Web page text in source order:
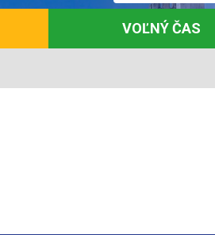
VOĽNÝ ČAS